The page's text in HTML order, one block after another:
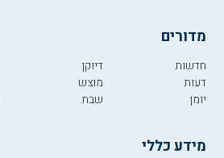
מדורים
חדשות
דעות
יומן
דיוקן
מוצש
שבת
מידע כללי